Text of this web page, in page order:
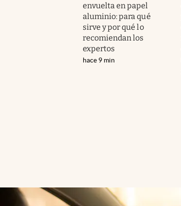
envuelta en papel
aluminio: para qué
sirve y por qué lo
recomiendan los
expertos
hace 9 min